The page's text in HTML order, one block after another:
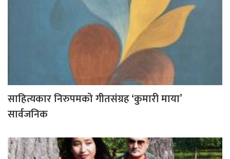
साहित्यकार निरुपमको गीतसंग्रह ‘कुमारी माया’
सार्वजनिक